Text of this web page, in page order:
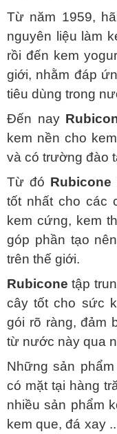
Từ năm 1959,
nguyên liệu làm
rồi đến kem
giới, nhằm đáp
tiêu dùng trong
Đến nay
kem nền cho
và có trường đào
Từ đó Rubicone
tốt nhất cho các
kem cứng, kem
góp phần tạo
trên thế giới.
Rubicone tập
cây tốt cho sức
gói rõ ràng, đảm
từ nước này qua
Những sản
có mặt tại hàng
nhiều sản phẩm
kem que, đá xay